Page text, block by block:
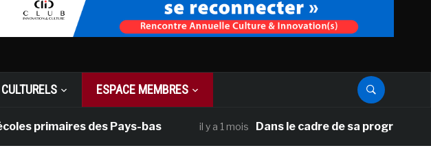
ESPACE MEMBRES
des Pays-bas il y a 1 mois Dans le cadre de sa programmation